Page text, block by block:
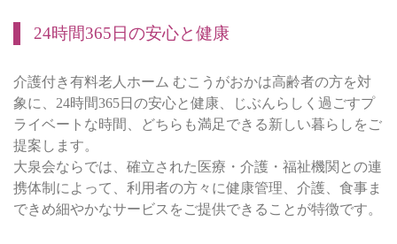
24時間365日の安心と健康
介護付き有料老人ホーム むこうがおかは高齢者の方を対
象に、24時間365日の安心と健康、じぶんらしく過ごすプ
ライベートな時間、どちらも満足できる新しい暮らしをご
提案します。
大泉会ならでは、確立された医療・介護・福祉機関との連
携体制によって、利用者の方々に健康管理、介護、食事ま
できめ細やかなサービスをご提供できることが特徴です。